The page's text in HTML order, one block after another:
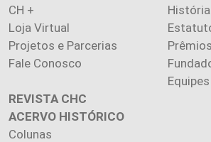
CH +
Loja Virtual
Projetos e Parcerias
Fale Conosco
História
Prêmios
Equipes
REVISTA CHC
ACERVO HISTÓRICO
Colunas